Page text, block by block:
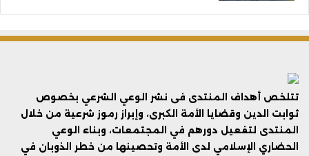
تتلخص أهداف المنتدى فى نشر الوعي الشرعي بخصوص
ثوابت الدين وقضايا الأمة الكبرى، وإبراز رموز شرعية من خلال
المنتدى لتفعيل دورهم في المجتمعات، وبناء الوعي
الحضاري الإسلامي لدى الأمة وتحصينها من خطر الذوبان في